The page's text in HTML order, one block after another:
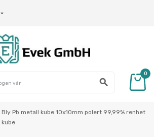

search
0
Bly Pb metall kube 10x10mm polert 99,99% renhet
kube